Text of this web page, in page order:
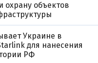
охрану объектов
Украине в
для нанесения
РФ